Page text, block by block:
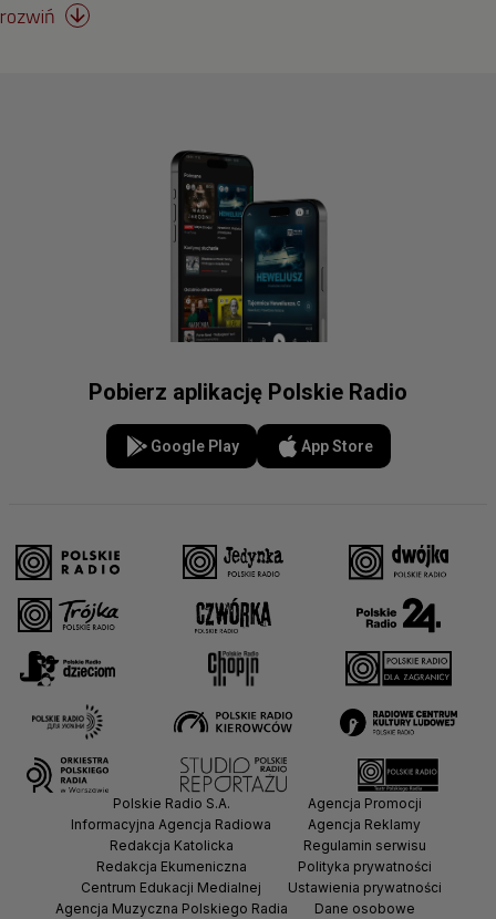
Taekwondo
Tenis stołowy
Tenis ziemny
Wioślarstwo
Zapasy
Żeglarstwo
rozwiń 
Pobierz aplikację Polskie Radio
Google Play App Store
Polskie Radio S.A.
Informacyjna Agencja Radiowa
Redakcja Katolicka
Redakcja Ekumeniczna
Centrum Edukacji Medialnej
Agencja Muzyczna Polskiego Radia
Agencja Promocji
Agencja Reklamy
Regulamin serwisu
Polityka prywatności
Ustawienia prywatności
Dane osobowe